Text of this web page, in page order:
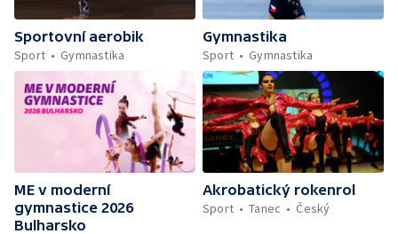
Sportovní aerobik
Sport
Gymnastika
Gymnastika
Sport
Gymnastika
ME v moderní
gymnastice 2026
Bulharsko
Akrobatický rokenrol
Sport
Tanec Český